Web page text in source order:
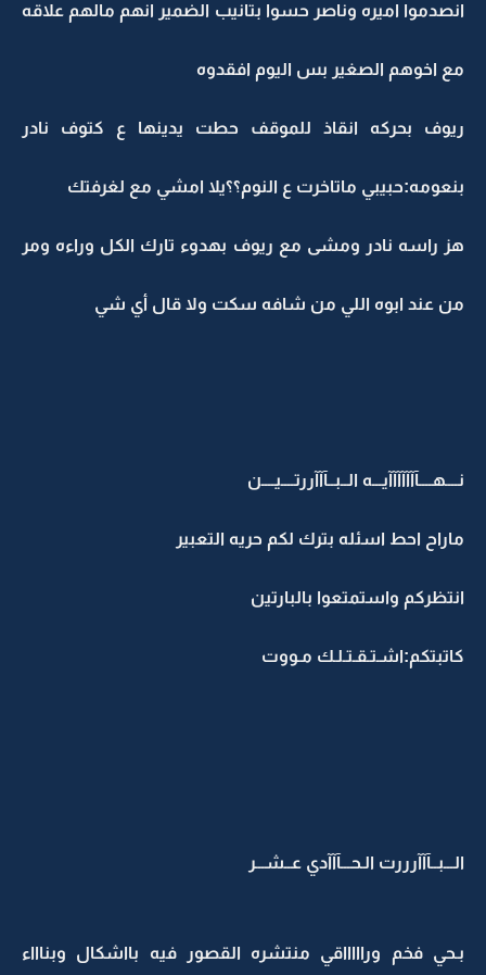
انصدموا اميره وناصر حسوا بتانيب الضمير انهم مالهم علاقه
مع اخوهم الصغير بس اليوم افقدوه
ريوف بحركه انقاذ للموقف حطت يدينها ع كتوف نادر
بنعومه:حبيبي ماتاخرت ع النوم؟؟يلا امشي مع لغرفتك
هز راسه نادر ومشى مع ريوف بهدوء تارك الكل وراءه ومر
من عند ابوه اللي من شافه سكت ولا قال أي شي
نــــهــــآآآآآآآيـــه الــبــآآآررتــــيــــن
ماراح احط اسئله بترك لكم حريه التعبير
انتظركم واستمتعوا بالبارتين
كاتبتكم:اشـتـقـتـلـك مـووت
الـــبــآآآرررت الـحـــآآآدي عــشـــر
بـحي فخم وراااااقي منتشره القصور فيه بااشكال وبناااء